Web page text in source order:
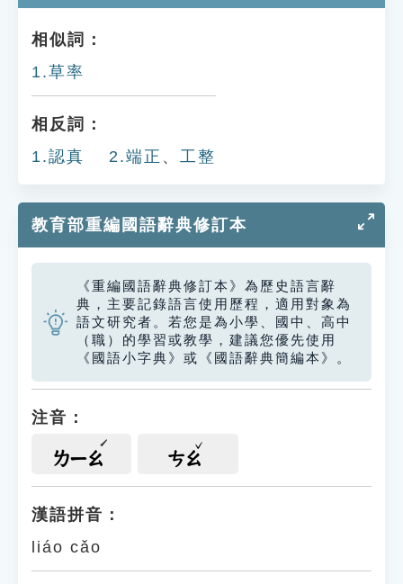
相似詞：
1.草率
相反詞：
1.認真 2.端正 、 工整
教育部重編國語辭典修訂本
《重編國語辭典修訂本》為歷史語言辭
典，主要記錄語言使用歷程，適用對象為
語文研究者。若您是為小學、國中、高中
（職）的學習或教學，建議您優先使用
《國語小字典》或《國語辭典簡編本》。
注音：
ㄌㄧㄠ ㄘㄠ
漢語拼音：
liáo cǎo